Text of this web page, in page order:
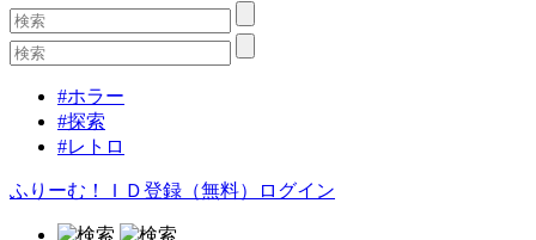
#ホラー
#探索
#レトロ
ふりーむ！ＩＤ登録（無料） ログイン